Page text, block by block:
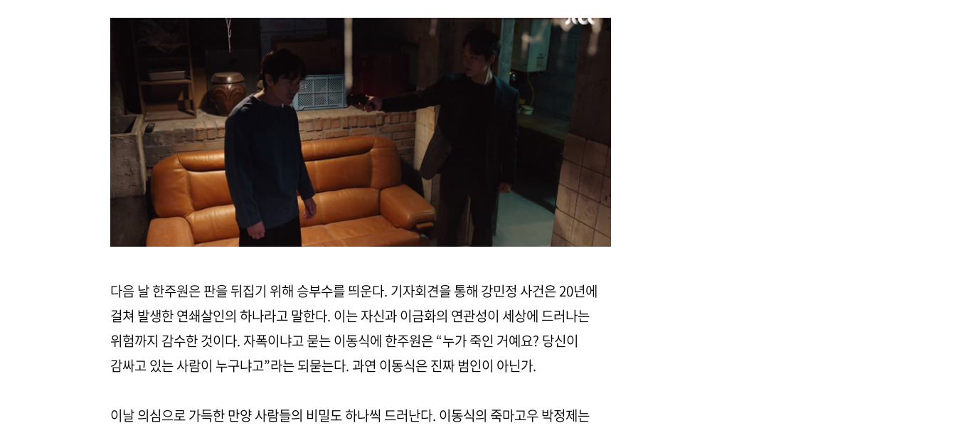
다음 날 한주원은 판을 뒤집기 위해 승부수를 띄운다. 기자회견을 통해 강민정 사건은 20년에
걸쳐 발생한 연쇄살인의 하나라고 말한다. 이는 자신과 이금화의 연관성이 세상에 드러나는
위험까지 감수한 것이다. 자폭이냐고 묻는 이동식에 한주원은 “누가 죽인 거예요? 당신이
감싸고 있는 사람이 누구냐고”라는 되묻는다. 과연 이동식은 진짜 범인이 아닌가.
이날 의심으로 가득한 만양 사람들의 비밀도 하나씩 드러난다. 이동식의 죽마고우 박정제는